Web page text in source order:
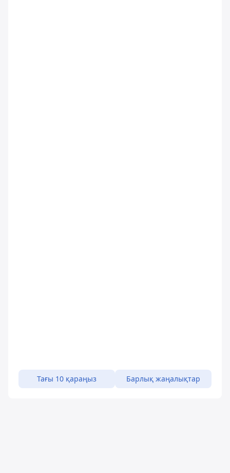
Тағы 10 қараңыз Барлық жаңалықтар